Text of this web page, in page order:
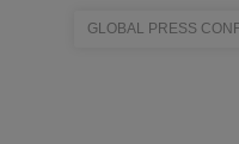
GLOBAL PRESS